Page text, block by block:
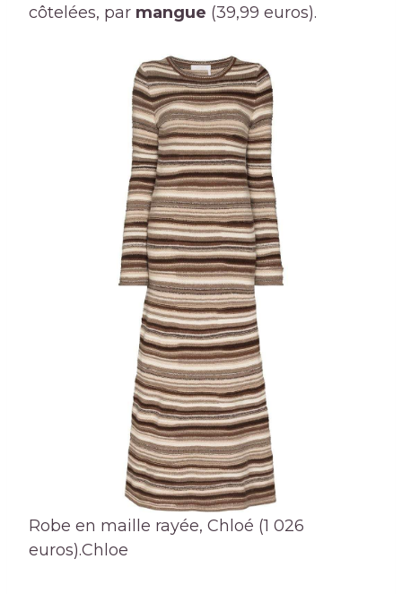
côtelées, par mangue (39,99 euros).
Robe en maille rayée, Chloé (1 026
euros).Chloe